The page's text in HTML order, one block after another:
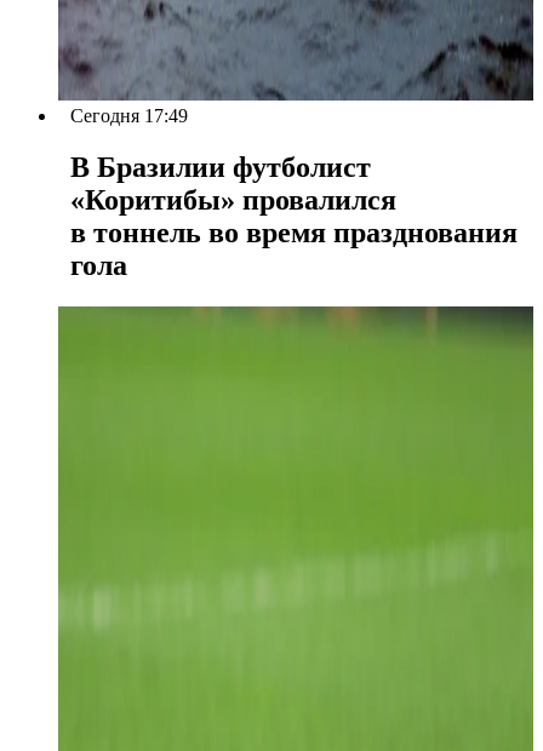
Сегодня 17:49
В Бразилии футболист
«Коритибы» провалился
в тоннель во время празднования
гола